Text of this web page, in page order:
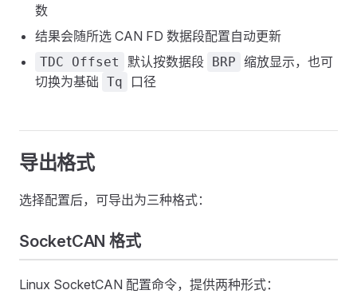
数
结果会随所选 CAN FD 数据段配置自动更新
TDC Offset 默认按数据段 BRP 缩放显示，也可
切换为基础 Tq 口径
导出格式
选择配置后，可导出为三种格式：
SocketCAN 格式
Linux SocketCAN 配置命令，提供两种形式：